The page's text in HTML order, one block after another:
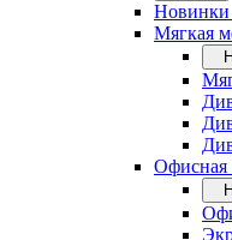
Новинки
Мягкая
Офисная